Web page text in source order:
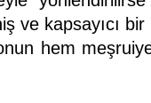
ve kapsayıcı
hem